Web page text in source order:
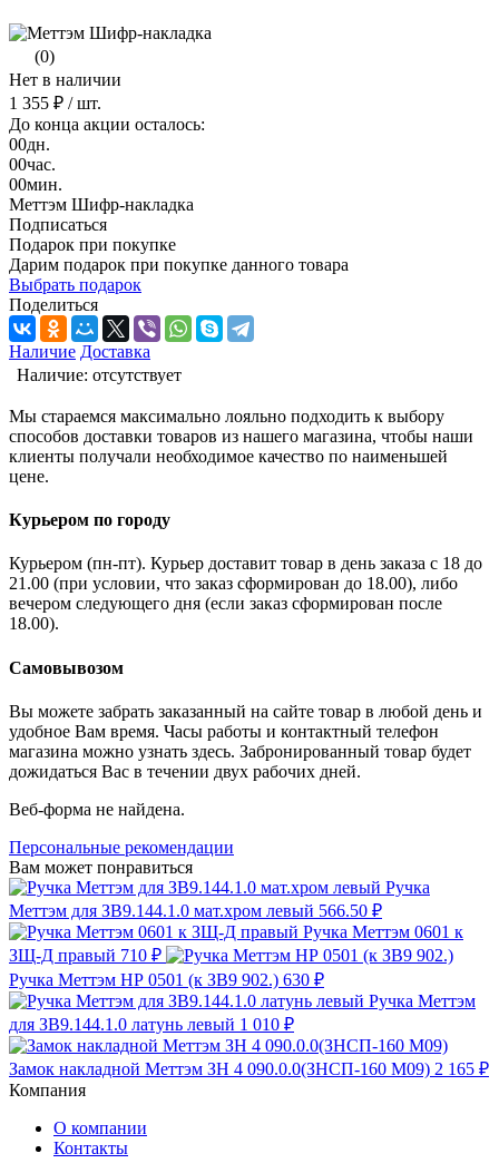
(0)
Нет в наличии
1 355 ₽ / шт.
До конца акции осталось:
00дн.
00час.
00мин.
Меттэм Шифр-накладка
Подписаться
Подарок при покупке
Дарим подарок при покупке данного товара
Выбрать подарок
Поделиться
Наличие Доставка
Наличие: отсутствует
Мы стараемся максимально лояльно подходить к выбору
способов доставки товаров из нашего магазина, чтобы наши
клиенты получали необходимое качество по наименьшей
цене.
Курьером по городу
Курьером (пн-пт). Курьер доставит товар в день заказа с 18 до
21.00 (при условии, что заказ сформирован до 18.00), либо
вечером следующего дня (если заказ сформирован после
18.00).
Самовывозом
Вы можете забрать заказанный на сайте товар в любой день и
удобное Вам время. Часы работы и контактный телефон
магазина можно узнать здесь. Забронированный товар будет
дожидаться Вас в течении двух рабочих дней.
Веб-форма не найдена.
Персональные рекомендации
Вам может понравиться
Ручка
Меттэм для ЗВ9.144.1.0 мат.хром левый 566.50 ₽
Ручка Меттэм 0601 к
ЗЩ-Д правый 710 ₽
Ручка Меттэм НР 0501 (к ЗВ9 902.) 630 ₽
Ручка Меттэм
для ЗВ9.144.1.0 латунь левый 1 010 ₽
Замок накладной Меттэм ЗН 4 090.0.0(ЗНСП-160 М09) 2 165 ₽
Компания
О компании
Контакты